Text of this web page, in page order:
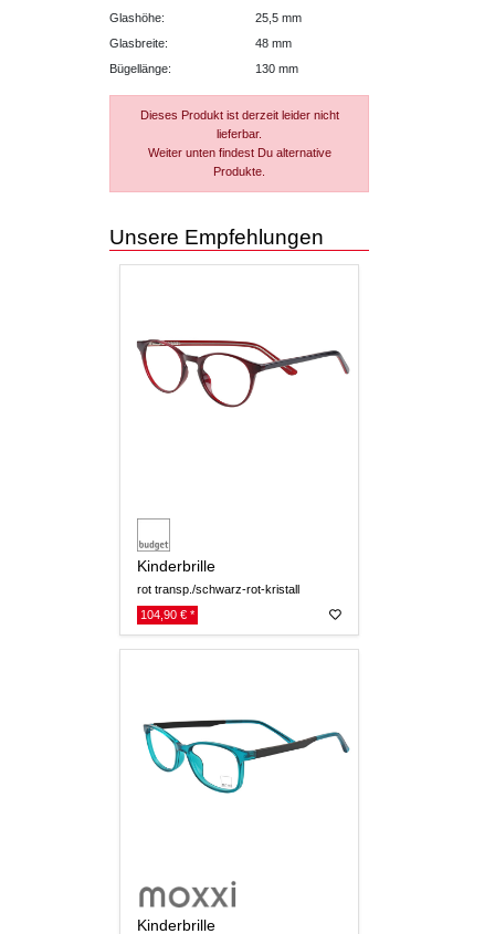
Glashöhe:
25,5 mm
Glasbreite:
48 mm
Bügellänge:
130 mm
Dieses Produkt ist derzeit leider nicht
lieferbar.
Weiter unten findest Du alternative
Produkte.
Unsere Empfehlungen
Kinderbrille
rot transp./schwarz-rot-kristall
104,90 € *
Kinderbrille